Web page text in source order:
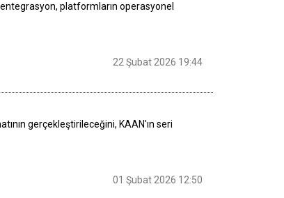
platformların operasyonel
22 Şubat 2026 19:44
gerçekleştirileceğini, KAAN'ın seri
01 Şubat 2026 12:50